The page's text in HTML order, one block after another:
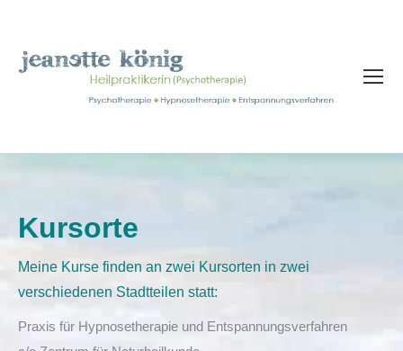
Kursorte
Meine Kurse finden an zwei Kursorten in zwei
verschiedenen Stadtteilen statt:
Praxis für Hypnosetherapie und Entspannungsverfahren